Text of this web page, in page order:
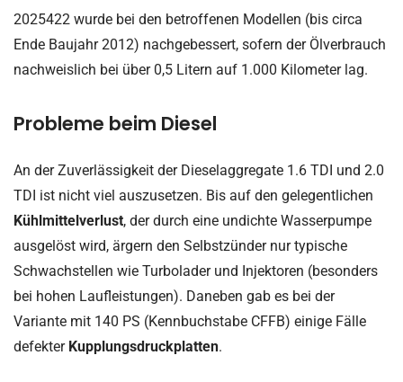
2025422 wurde bei den betroffenen Modellen (bis circa
Ende Baujahr 2012) nachgebessert, sofern der Ölverbrauch
nachweislich bei über 0,5 Litern auf 1.000 Kilometer lag.
Probleme beim Diesel
An der Zuverlässigkeit der Dieselaggregate 1.6 TDI und 2.0
TDI ist nicht viel auszusetzen. Bis auf den gelegentlichen
Kühlmittelverlust, der durch eine undichte Wasserpumpe
ausgelöst wird, ärgern den Selbstzünder nur typische
Schwachstellen wie Turbolader und Injektoren (besonders
bei hohen Laufleistungen). Daneben gab es bei der
Variante mit 140 PS (Kennbuchstabe CFFB) einige Fälle
defekter Kupplungsdruckplatten.